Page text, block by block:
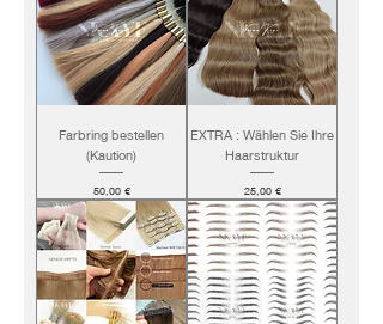
Farbring bestellen
(Kaution)
Preis
50,00 €
EXTRA : Wählen Sie Ihre
Haarstruktur
Preis
25,00 €